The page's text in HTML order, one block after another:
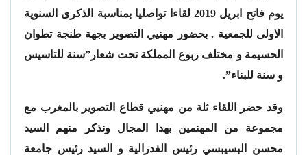
يوم فاتح ابريل 2019 لقاءا تواصليا بمناسبة الذكرى السنوية
الاولى للجمعية . بحضور مهنيي التصوير بجهة طنجة تطوان
الحسيمة و مختلف ربوع المملكة تحت شعار”سنة للتاسيس
و سنة للبناء”.
وقد حضر اللقاء ثلة من مهنيي قطاع التصوير بالمغرب مع
مجموعة من المهنمين بهدا المجال ونذكر منهم السيد
محسن البسيبسي رئيس الفدرالية و السيد رئيس جامعة